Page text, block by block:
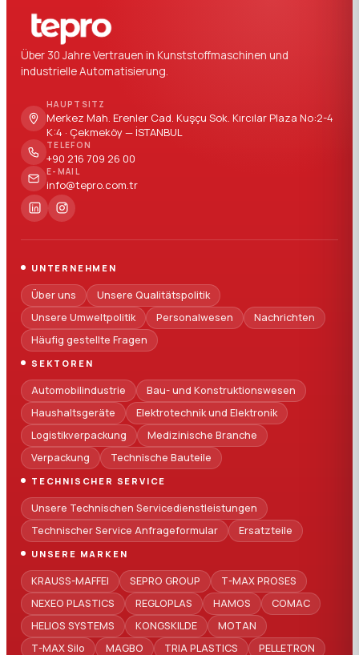
Über 30 Jahre Vertrauen in Kunststoffmaschinen und
industrielle Automatisierung.
HAUPTSITZ
Merkez Mah. Erenler Cad. Kuşçu Sok. Kırcılar Plaza No:2-4
K:4 · Çekmeköy — İSTANBUL
TELEFON
+90 216 709 26 00
E-MAIL
info@tepro.com.tr
UNTERNEHMEN
Über uns
Unsere Qualitätspolitik
Unsere Umweltpolitik
Personalwesen
Nachrichten
Häufig gestellte Fragen
SEKTOREN
Automobilindustrie
Bau- und Konstruktionswesen
Haushaltsgeräte
Elektrotechnik und Elektronik
Logistikverpackung
Medizinische Branche
Verpackung
Technische Bauteile
TECHNISCHER SERVICE
Unsere Technischen Servicedienstleistungen
Technischer Service Anfrageformular
Ersatzteile
UNSERE MARKEN
KRAUSS-MAFFEI SEPRO GROUP
T-MAX PROSES
NEXEO PLASTICS
REGLOPLAS HAMOS
COMAC
HELIOS SYSTEMS
KONGSKILDE
MOTAN
T-MAX Silo
MAGBO TRIA PLASTICS PELLETRON